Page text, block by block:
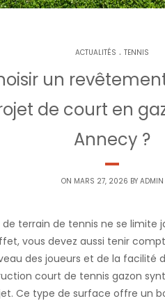
ACTUALITÉS . TENNIS
un
de court en
Annecy ?
ON MARS 27, 2026 BY ADMIN
terrain de tennis ne se limite
vous devez aussi tenir
des joueurs et de la facilité
court de tennis gazon
Ce type de surface offre un